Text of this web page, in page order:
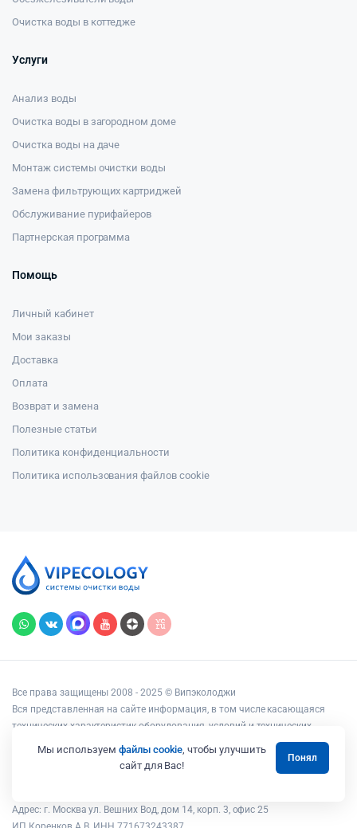
Очистка воды в коттедже
Услуги
Анализ воды
Очистка воды в загородном доме
Очистка воды на даче
Монтаж системы очистки воды
Замена фильтрующих картриджей
Обслуживание пурифайеров
Партнерская программа
Помощь
Личный кабинет
Мои заказы
Доставка
Оплата
Возврат и замена
Полезные статьи
Политика конфиденциальности
Политика использования файлов cookie
Все права защищены 2008 - 2025 © Випэколоджи
Вся представленная на сайте информация, в том числе касающаяся
технических характеристик оборудования, условий и технических
возможностей подключения, наличия на складе, стоимости товаров и
услуг, носит информационный характер и ни при каких условиях не
является публичной офертой, определяемой положениями статьи 437
Адрес: г. Москва ул. Вешних Вод, дом 14, корп. 3, офис 25
Мы используем файлы cookie, чтобы улучшить
сайт для Вас!
Понял